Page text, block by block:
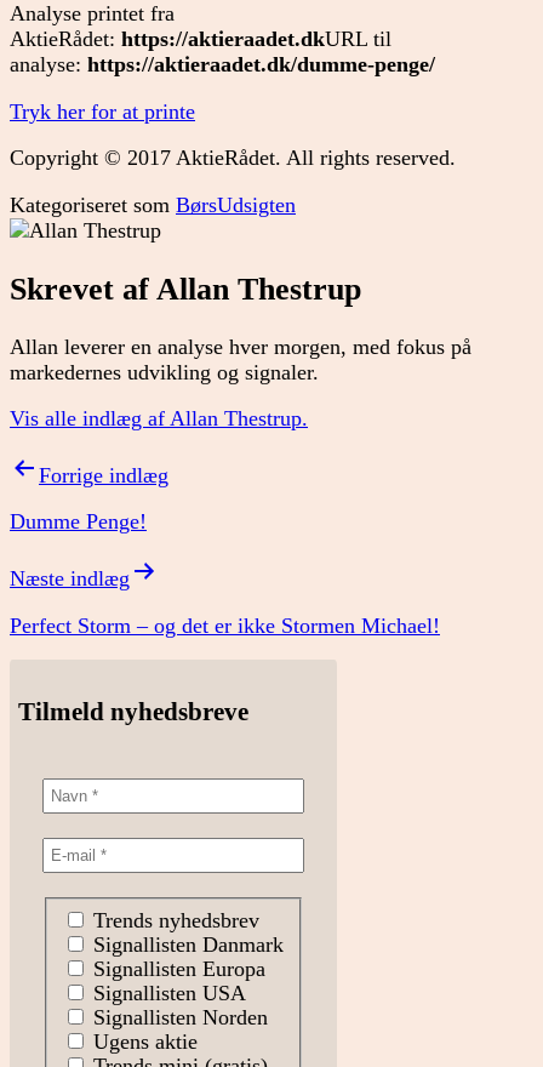
Analyse printet fra
AktieRådet: https://aktieraadet.dkURL til
analyse: https://aktieraadet.dk/dumme-penge/
Tryk her for at printe
Copyright © 2017 AktieRådet. All rights reserved.
Kategoriseret som BørsUdsigten
Skrevet af Allan Thestrup
Allan leverer en analyse hver morgen, med fokus på
markedernes udvikling og signaler.
Vis alle indlæg af Allan Thestrup.
Indlægsnavigation
Forrige indlæg
Dumme Penge!
Næste indlæg
Perfect Storm – og det er ikke Stormen Michael!
Tilmeld nyhedsbreve
Trends nyhedsbrev
Signallisten Danmark
Signallisten Europa
Signallisten USA
Signallisten Norden
Ugens aktie